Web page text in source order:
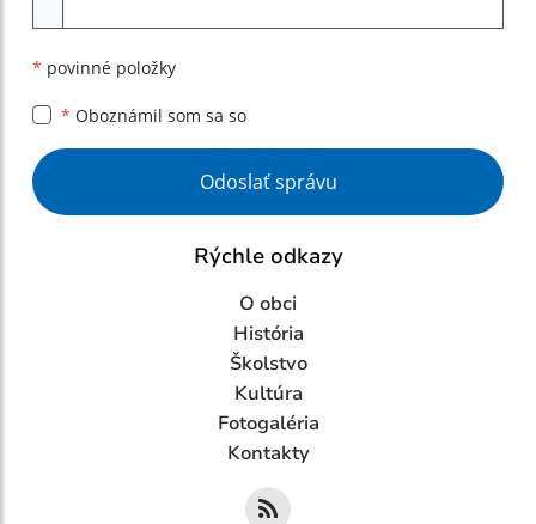
* povinné položky
* Oboznámil som sa so
Google reCaptcha Response
Odoslať správu
Rýchle odkazy
O obci
História
Školstvo
Kultúra
Fotogaléria
Kontakty